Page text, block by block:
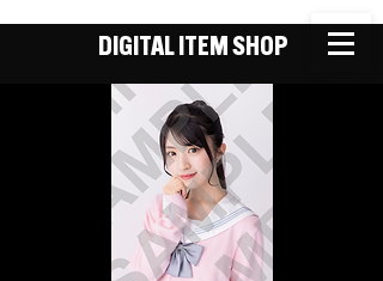
DIGITAL ITEM SHOP